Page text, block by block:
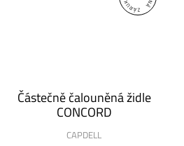
Částečně čalouněná židle
CONCORD
CAPDELL